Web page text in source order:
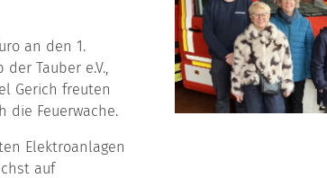
an den 1.
Tauber e.V.,
Gerich freuten
Feuerwache.
Elektroanlagen
auf